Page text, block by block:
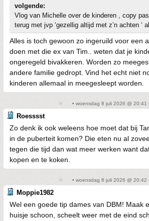
volgende:
Vlog van Michelle over de kinderen , copy
terug met jvp ‘gezellig altijd met z’n achten ‘
Alles is toch gewoon zo ingeruild voor een
doen met die ex van Tim.. weten dat je
ongeregeld bivakkeren. Worden zo
andere familie gedropt. Vind het echt niet
kinderen allemaal in meegesleept worden.
• woensdag 8 juli 2026 @ 20:41
Roesssst
Zo denk ik ook weleens hoe moet dat bij
in de puberteit komen? Die eten nu al
tegen die tijd dan wat meer werken want
kopen en te koken.
• woensdag 8 juli 2026 @ 20:42
Moppie1982
Wel een goede tip dames van DBM! Maak
huisje schoon, scheelt weer met de eind